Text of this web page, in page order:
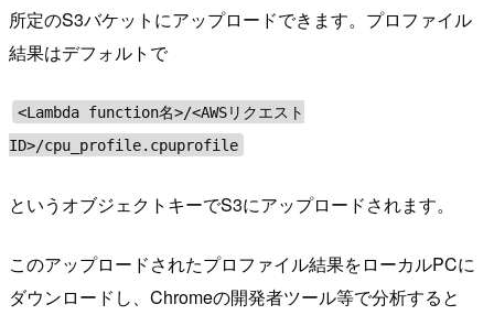
所定のS3バケットにアップロードできます。プロファイル
結果はデフォルトで
<Lambda function名>/<AWSリクエスト
ID>/cpu_profile.cpuprofile
というオブジェクトキーでS3にアップロードされます。
このアップロードされたプロファイル結果をローカルPCに
ダウンロードし、Chromeの開発者ツール等で分析すると